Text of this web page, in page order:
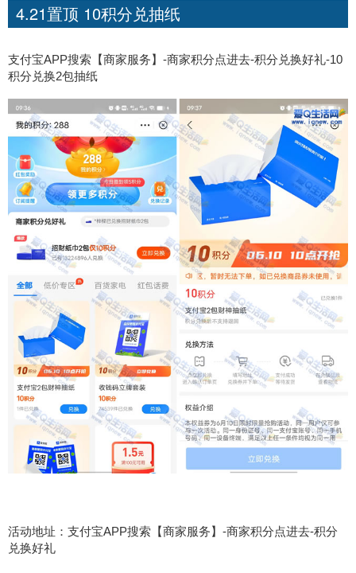
4.21置顶 10积分兑抽纸
支付宝APP搜索【商家服务】-商家积分点进去-积分兑换好礼-10
积分兑换2包抽纸
活动地址：支付宝APP搜索【商家服务】-商家积分点进去-积分
兑换好礼